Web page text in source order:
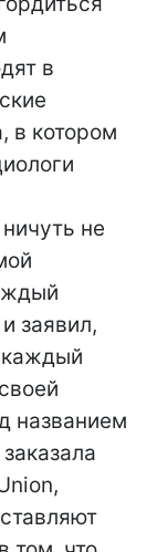
в
в котором
не
заявил,
каждый
названием